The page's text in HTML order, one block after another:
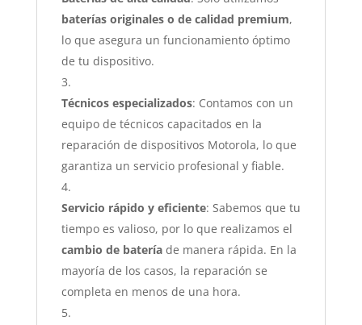
baterías originales o de calidad premium,
lo que asegura un funcionamiento óptimo
de tu dispositivo.
Técnicos especializados: Contamos con un
equipo de técnicos capacitados en la
reparación de dispositivos Motorola, lo que
garantiza un servicio profesional y fiable.
Servicio rápido y eficiente: Sabemos que tu
tiempo es valioso, por lo que realizamos el
cambio de bateríade manera rápida. En la
mayoría de los casos, la reparación se
completa en menos de una hora.